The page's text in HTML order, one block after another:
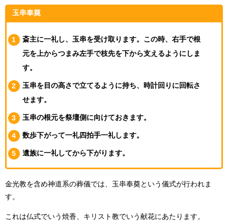
玉串奉奠
斎主に一礼し、玉串を受け取ります。この時、右手で根
元を上からつまみ左手で枝先を下から支えるようにしま
す。
玉串を目の高さで立てるように持ち、時計回りに回転さ
せます。
玉串の根元を祭壇側に向けておきます。
数歩下がって一礼四拍手一礼します。
遺族に一礼してから下がります。
金光教を含め神道系の葬儀では、玉串奉奠という儀式が行われま
す。
これは仏式でいう焼香、キリスト教でいう献花にあたります。